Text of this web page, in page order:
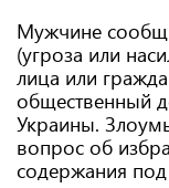
Мужчине
(угроза или
лица или
общественный
Украины.
вопрос об
содержания